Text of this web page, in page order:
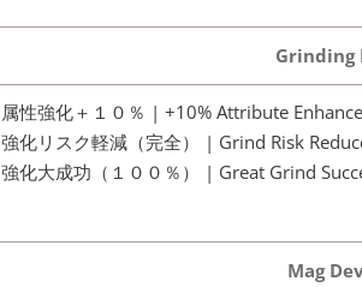
Grinding
属性強化＋１０％ | +10% Attribute Enhance
強化リスク軽減（完全） | Grind Risk
強化大成功（１００％） | Great Grind
Mag